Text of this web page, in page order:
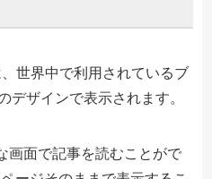
世界中で利用されているブ
デザインで表示されます。
画面で記事を読むことがで